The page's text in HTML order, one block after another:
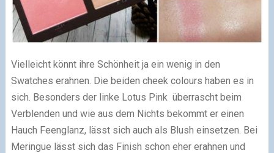
Vielleicht könnt ihre Schönheit ja ein wenig in den
Swatches erahnen. Die beiden cheek colours haben es in
sich. Besonders der linke Lotus Pink überrascht beim
Verblenden und wie aus dem Nichts bekommt er einen
Hauch Feenglanz, lässt sich auch als Blush einsetzen. Bei
Meringue lässt sich das Finish schon eher erahnen und